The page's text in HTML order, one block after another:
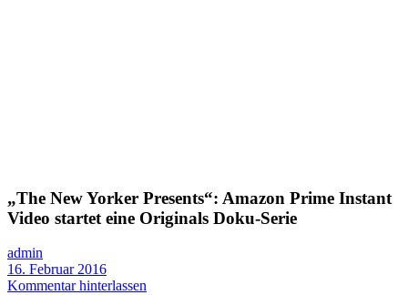
„The New Yorker Presents“: Amazon Prime Instant
Video startet eine Originals Doku-Serie
admin
16. Februar 2016
Kommentar hinterlassen